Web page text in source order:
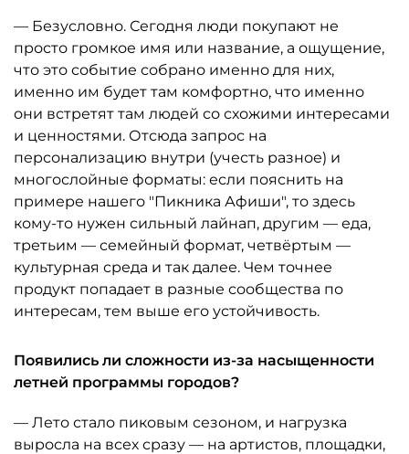
— Безусловно. Сегодня люди покупают не
просто громкое имя или название, а ощущение,
что это событие собрано именно для них,
именно им будет там комфортно, что именно
они встретят там людей со схожими интересами
и ценностями. Отсюда запрос на
персонализацию внутри (учесть разное) и
многослойные форматы: если пояснить на
примере нашего "Пикника Афиши", то здесь
кому-то нужен сильный лайнап, другим — еда,
третьим — семейный формат, четвёртым —
культурная среда и так далее. Чем точнее
продукт попадает в разные сообщества по
интересам, тем выше его устойчивость.
Появились ли сложности из-за насыщенности
летней программы городов?
— Лето стало пиковым сезоном, и нагрузка
выросла на всех сразу — на артистов, площадки,